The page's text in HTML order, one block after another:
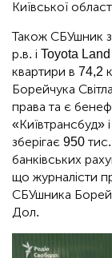
Київської
Також СБУшник
р.в. і Toyota
квартири в 74,2
Борейчука
права та є
зберігає 950
банківських
що журналісти
СБУшника
Дол.